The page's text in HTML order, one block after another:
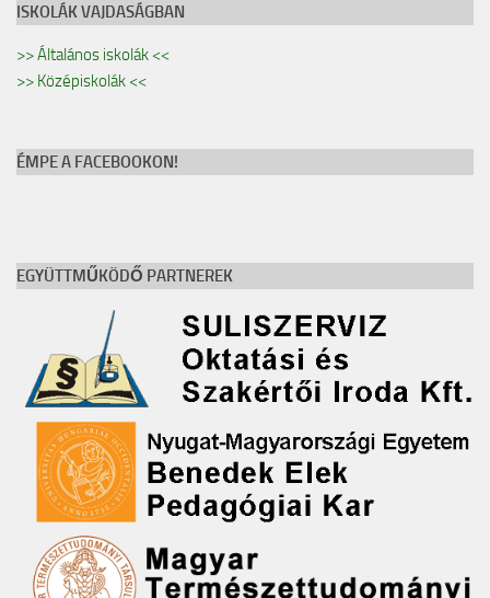
ISKOLÁK VAJDASÁGBAN
>> Általános iskolák <<
>> Középiskolák <<
ÉMPE A FACEBOOKON!
EGYÜTTMŰKÖDŐ PARTNEREK